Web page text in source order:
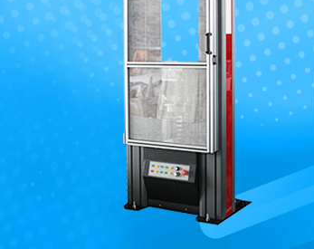
济南中创工业测试系统有限公司